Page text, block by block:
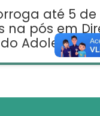
até 5 de
na pós em